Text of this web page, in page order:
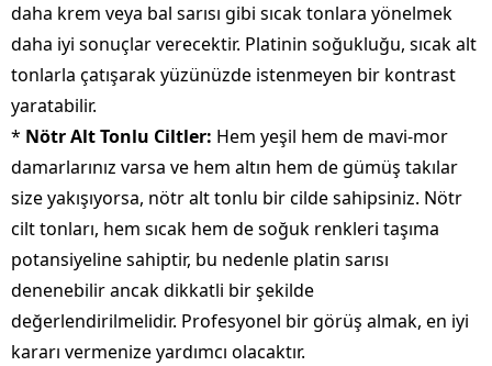
daha krem veya bal sarısı gibi sıcak tonlara yönelmek
daha iyi sonuçlar verecektir. Platinin soğukluğu, sıcak alt
tonlarla çatışarak yüzünüzde istenmeyen bir kontrast
yaratabilir.
* Nötr Alt Tonlu Ciltler: Hem yeşil hem de mavi-mor
damarlarınız varsa ve hem altın hem de gümüş takılar
size yakışıyorsa, nötr alt tonlu bir cilde sahipsiniz. Nötr
cilt tonları, hem sıcak hem de soğuk renkleri taşıma
potansiyeline sahiptir, bu nedenle platin sarısı
denenebilir ancak dikkatli bir şekilde
değerlendirilmelidir. Profesyonel bir görüş almak, en iyi
kararı vermenize yardımcı olacaktır.